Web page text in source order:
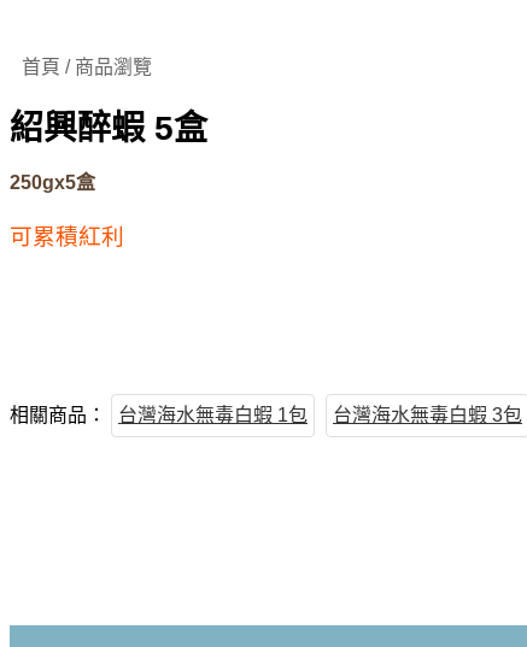
首頁 / 商品瀏覽
紹興醉蝦 5盒
250gx5盒
可累積紅利
相關商品： 台灣海水無毒白蝦 1包 台灣海水無毒白蝦 3包